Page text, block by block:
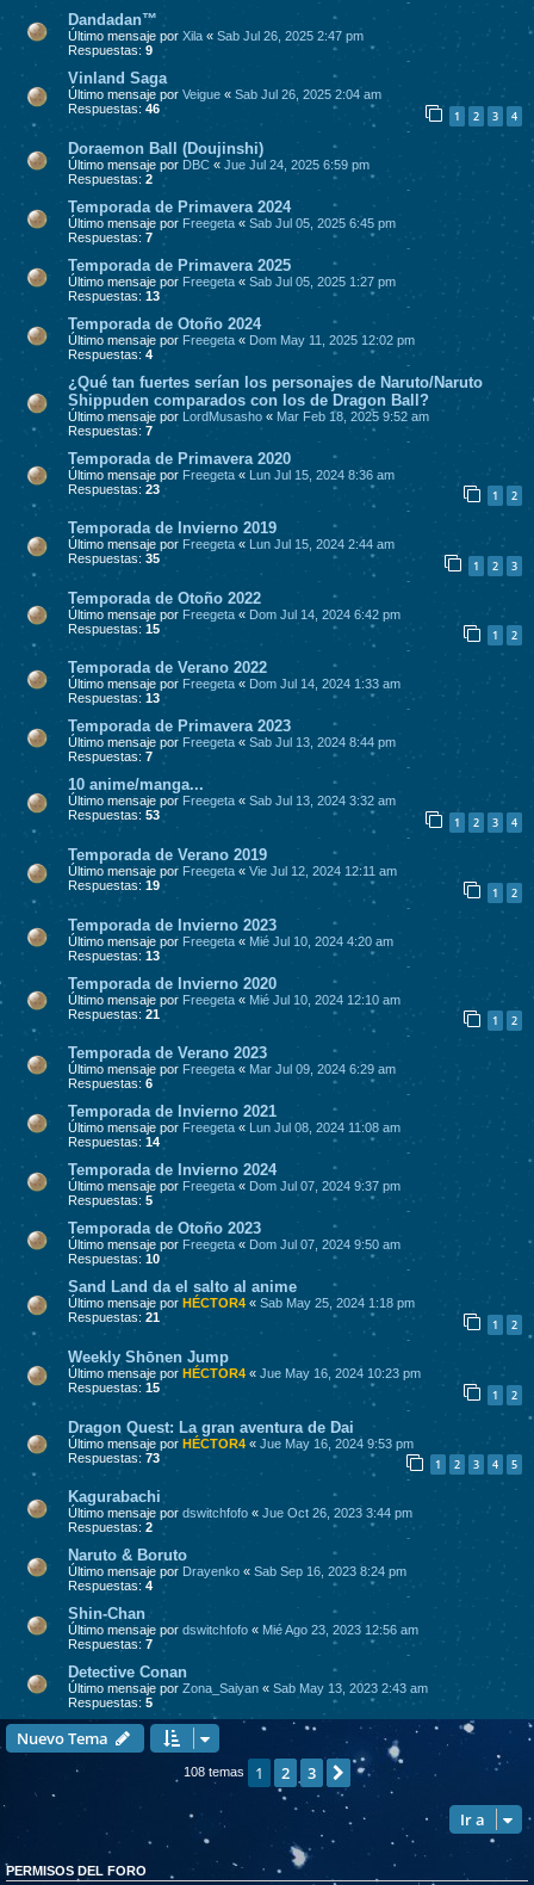
Dandadan™
Último mensaje por Xila « Sab Jul 26, 2025 2:47 pm
Respuestas: 9
Vinland Saga
Último mensaje por Veigue « Sab Jul 26, 2025 2:04 am
Respuestas: 46 1 2 3 4
Doraemon Ball (Doujinshi)
Último mensaje por DBC « Jue Jul 24, 2025 6:59 pm
Respuestas: 2
Temporada de Primavera 2024
Último mensaje por Freegeta « Sab Jul 05, 2025 6:45 pm
Respuestas: 7
Temporada de Primavera 2025
Último mensaje por Freegeta « Sab Jul 05, 2025 1:27 pm
Respuestas: 13
Temporada de Otoño 2024
Último mensaje por Freegeta « Dom May 11, 2025 12:02 pm
Respuestas: 4
¿Qué tan fuertes serían los personajes de Naruto/Naruto
Shippuden comparados con los de Dragon Ball?
Último mensaje por LordMusasho « Mar Feb 18, 2025 9:52 am
Respuestas: 7
Temporada de Primavera 2020
Último mensaje por Freegeta « Lun Jul 15, 2024 8:36 am
Respuestas: 23 1 2
Temporada de Invierno 2019
Último mensaje por Freegeta «
Lun Jul 15, 2024 2:44 am
Respuestas: 35 1 2 3
Temporada de Otoño 2022
Último mensaje por Freegeta « Dom Jul 14, 2024 6:42 pm
Respuestas: 15 1 2
Temporada de Verano 2022
Último mensaje por Freegeta « Dom Jul 14, 2024 1:33 am
Respuestas: 13
Temporada de Primavera 2023
Último mensaje por Freegeta « Sab Jul 13, 2024 8:44 pm
Respuestas: 7
10 anime/manga...
Último mensaje por Freegeta « Sab Jul 13, 2024 3:32 am
Respuestas: 53 1 2 3 4
Temporada de Verano 2019
Último mensaje por Freegeta « Vie Jul 12, 2024 12:11 am
Respuestas: 19 1 2
Temporada de Invierno 2023
Último mensaje por Freegeta « Mié Jul 10, 2024 4:20 am
Respuestas: 13
Temporada de Invierno 2020
Último mensaje por Freegeta « Mié Jul 10, 2024 12:10 am
Respuestas: 21 1 2
Temporada de Verano 2023
Último mensaje por Freegeta « Mar Jul 09, 2024 6:29 am
Respuestas: 6
Temporada de Invierno 2021
Último mensaje por Freegeta « Lun Jul 08, 2024 11:08 am
Respuestas: 14
Temporada de Invierno 2024
Último mensaje por Freegeta « Dom Jul 07, 2024 9:37 pm
Respuestas: 5
Temporada de Otoño 2023
Último mensaje por Freegeta « Dom Jul 07, 2024 9:50 am
Respuestas: 10
Sand Land da el salto al anime
Último mensaje por HÉCTOR4 « Sab May 25, 2024 1:18 pm
Respuestas: 21 1 2
Weekly Shōnen Jump
Último mensaje por HÉCTOR4 « Jue May 16, 2024 10:23 pm
Respuestas: 15 1 2
Dragon Quest: La gran aventura de Dai
Último mensaje por HÉCTOR4 « Jue May 16, 2024 9:53 pm
Respuestas: 73 1 2 3 4 5
Kagurabachi
Último mensaje por dswitchfofo « Jue Oct 26, 2023 3:44 pm
Respuestas: 2
Naruto & Boruto
Último mensaje por Drayenko « Sab Sep 16, 2023 8:24 pm
Respuestas: 4
Shin-Chan
Último mensaje por dswitchfofo « Mié Ago 23, 2023 12:56 am
Respuestas: 7
Detective Conan
Último mensaje por Zona_Saiyan « Sab May 13, 2023 2:43 am
Respuestas: 5
Nuevo Tema
108 temas 1 2 3 Siguiente
Ir a
PERMISOS DEL FORO